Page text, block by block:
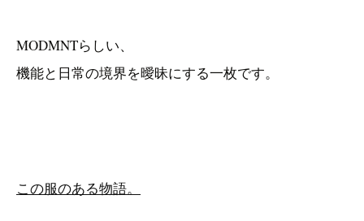
MODMNTらしい、
機能と日常の境界を曖昧にする一枚です。
この服のある物語。